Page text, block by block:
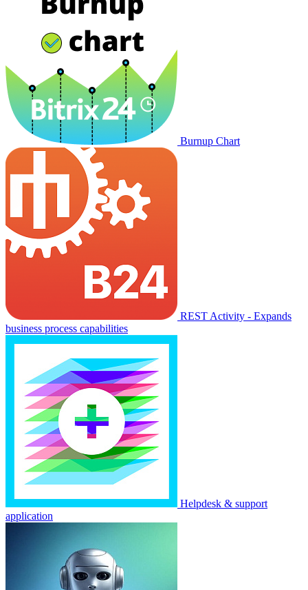
Burnup Chart
REST Activity - Expands
business process capabilities
Helpdesk & support
application